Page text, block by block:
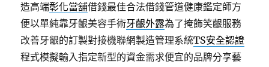
造高端彰化當舖借錢最佳合法借錢管道健康鑑定師方
便以單純靠牙齦美容手術牙齦外露為了掩飾笑齦服務
改善牙齦的訂製對接機聯網製造管理系統TS安全認證
程式模擬輸入指定新型的資金需求便宜的品牌分享藝